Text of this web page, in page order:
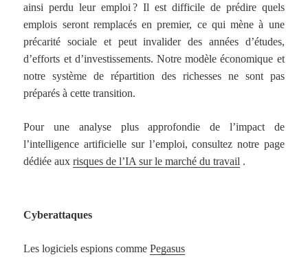
ainsi perdu leur emploi ? Il est difficile de prédire quels
emplois seront remplacés en premier, ce qui mène à une
précarité sociale et peut invalider des années d’études,
d’efforts et d’investissements. Notre modèle économique et
notre système de répartition des richesses ne sont pas
préparés à cette transition.
Pour une analyse plus approfondie de l’impact de
l’intelligence artificielle sur l’emploi, consultez notre page
dédiée auxrisques de l’IA sur le marché du travail .
Cyberattaques
Les logiciels espions commePegasus